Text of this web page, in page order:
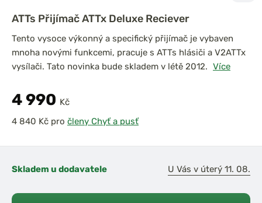
ATTs Přijímač ATTx Deluxe Reciever
Tento vysoce výkonný a specifický přijímač je vybaven
mnoha novými funkcemi, pracuje s ATTs hlásiči a V2ATTx
vysílači. Tato novinka bude skladem v létě 2012. Více
4 990 Kč
pro členy Chyť a pusť
Skladem u dodavatele U Vás v úterý 11. 08.